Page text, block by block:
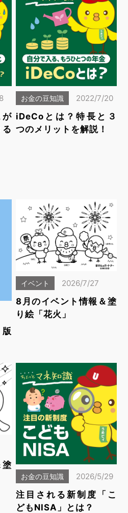
お金の豆知識 2022/7/20
iDeCoとは？特長と３
つのメリットを解説！
イベント 2026/7/27
8月のイベント情報＆塗
り絵「花火」
お金の豆知識 2026/5/29
注目される新制度「こ
どもNISA」とは？